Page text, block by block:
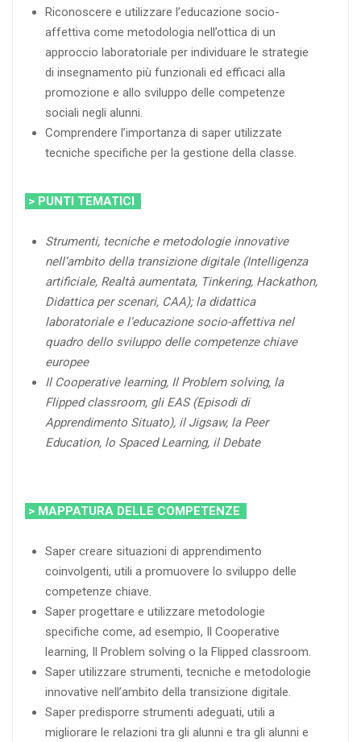
Riconoscere e utilizzare l’educazione socio-
affettiva come metodologia nell’ottica di un
approccio laboratoriale per individuare le strategie
di insegnamento più funzionali ed efficaci alla
promozione e allo sviluppo delle competenze
sociali negli alunni.
Comprendere l’importanza di saper utilizzate
tecniche specifiche per la gestione della classe.
> PUNTI TEMATICI
Strumenti, tecniche e metodologie innovative
nell’ambito della transizione digitale (Intelligenza
artificiale, Realtà aumentata, Tinkering, Hackathon,
Didattica per scenari, CAA); la didattica
laboratoriale e l’educazione socio-affettiva nel
quadro dello sviluppo delle competenze chiave
europee
Il Cooperative learning, Il Problem solving, la
Flipped classroom, gli EAS (Episodi di
Apprendimento Situato), il Jigsaw, la Peer
Education, lo Spaced Learning, il Debate
> MAPPATURA DELLE COMPETENZE
Saper creare situazioni di apprendimento
coinvolgenti, utili a promuovere lo sviluppo delle
competenze chiave.
Saper progettare e utilizzare metodologie
specifiche come, ad esempio, Il Cooperative
learning, Il Problem solving o la Flipped classroom.
Saper utilizzare strumenti, tecniche e metodologie
innovative nell’ambito della transizione digitale.
Saper predisporre strumenti adeguati, utili a
migliorare le relazioni tra gli alunni e tra gli alunni e